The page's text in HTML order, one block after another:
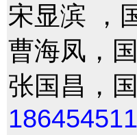
宋显滨 ，
曹海凤，
张国昌，